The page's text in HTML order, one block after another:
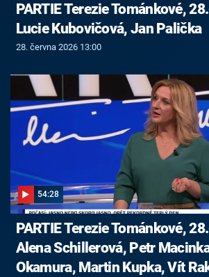
PARTIE Terezie Tománkové,
Lucie Kubovičová, Jan Palička
28. června 2026 13:00
54:28
PARTIE Terezie Tománkové,
Alena Schillerová, Petr
Okamura, Martin Kupka, Vít